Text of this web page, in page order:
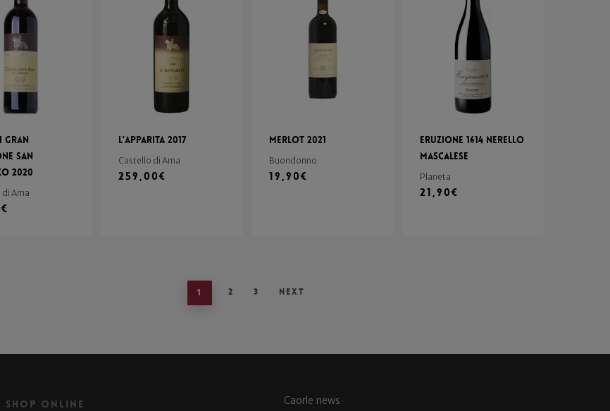
Gran
San
2020
Ama
€
L’Apparita 2017
Castello di Ama
259,00€
Merlot 2021
Buondonno
19,90€
Eruzione 1614 Nerello
Mascalese
Planeta
21,90€
1 2 3 Next
Shop Online Caorle news